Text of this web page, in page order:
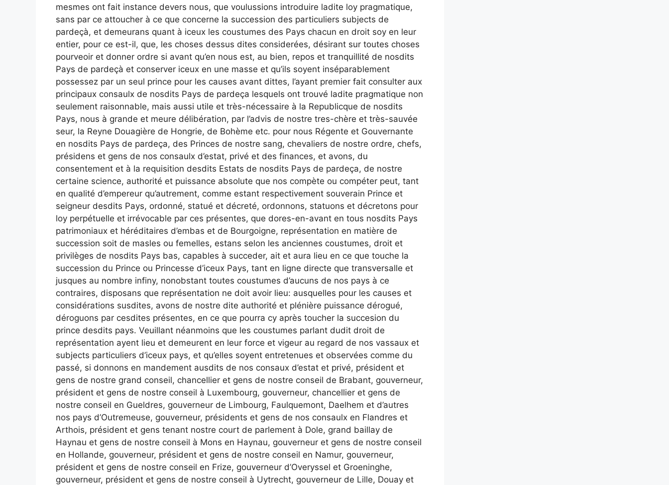
mesmes ont fait instance devers nous, que voulussions introduire ladite loy pragmatique,
sans par ce attoucher à ce que concerne la succession des particuliers subjects de
pardeçà, et demeurans quant à iceux les coustumes des Pays chacun en droit soy en leur
entier, pour ce est-il, que, les choses dessus dites considerées, désirant sur toutes choses
pourveoir et donner ordre si avant qu’en nous est, au bien, repos et tranquillité de nosdits
Pays de pardeçà et conserver iceux en une masse et qu’ils soyent inséparablement
possessez par un seul prince pour les causes avant dittes, l’ayant premier fait consulter aux
principaux consaulx de nosdits Pays de pardeça lesquels ont trouvé ladite pragmatique non
seulement raisonnable, mais aussi utile et très-nécessaire à la Republicque de nosdits
Pays, nous à grande et meure délibération, par l’advis de nostre tres-chère et très-sauvée
seur, la Reyne Douagière de Hongrie, de Bohème etc. pour nous Régente et Gouvernante
en nosdits Pays de pardeça, des Princes de nostre sang, chevaliers de nostre ordre, chefs,
présidens et gens de nos consaulx d’estat, privé et des finances, et avons, du
consentement et à la requisition desdits Estats de nosdits Pays de pardeça, de nostre
certaine science, authorité et puissance absolute que nos compète ou compéter peut, tant
en qualité d’empereur qu’autrement, comme estant respectivement souverain Prince et
seigneur desdits Pays, ordonné, statué et décreté, ordonnons, statuons et décretons pour
loy perpétuelle et irrévocable par ces présentes, que dores-en-avant en tous nosdits Pays
patrimoniaux et héréditaires d’embas et de Bourgoigne, représentation en matière de
succession soit de masles ou femelles, estans selon les anciennes coustumes, droit et
privilèges de nosdits Pays bas, capables à succeder, ait et aura lieu en ce que touche la
succession du Prince ou Princesse d’iceux Pays, tant en ligne directe que transversalle et
jusques au nombre infiny, nonobstant toutes coustumes d’aucuns de nos pays à ce
contraires, disposans que représentation ne doit avoir lieu: ausquelles pour les causes et
considérations susdites, avons de nostre dite authorité et plénière puissance dérogué,
déroguons par cesdites présentes, en ce que pourra cy après toucher la succesion du
prince desdits pays. Veuillant néanmoins que les coustumes parlant dudit droit de
représentation ayent lieu et demeurent en leur force et vigeur au regard de nos vassaux et
subjects particuliers d’iceux pays, et qu’elles soyent entretenues et observées comme du
passé, si donnons en mandement ausdits de nos consaux d’estat et privé, président et
gens de nostre grand conseil, chancellier et gens de nostre conseil de Brabant, gouverneur,
président et gens de nostre conseil à Luxembourg, gouverneur, chancellier et gens de
nostre conseil en Gueldres, gouverneur de Limbourg, Faulquemont, Daelhem et d’autres
nos pays d’Outremeuse, gouverneur, présidents et gens de nos consaulx en Flandres et
Arthois, président et gens tenant nostre court de parlement à Dole, grand baillay de
Haynau et gens de nostre conseil à Mons en Haynau, gouverneur et gens de nostre conseil
en Hollande, gouverneur, président et gens de nostre conseil en Namur, gouverneur,
président et gens de nostre conseil en Frize, gouverneur d’Overyssel et Groeninghe,
gouverneur, président et gens de nostre conseil à Uytrecht, gouverneur de Lille, Douay et